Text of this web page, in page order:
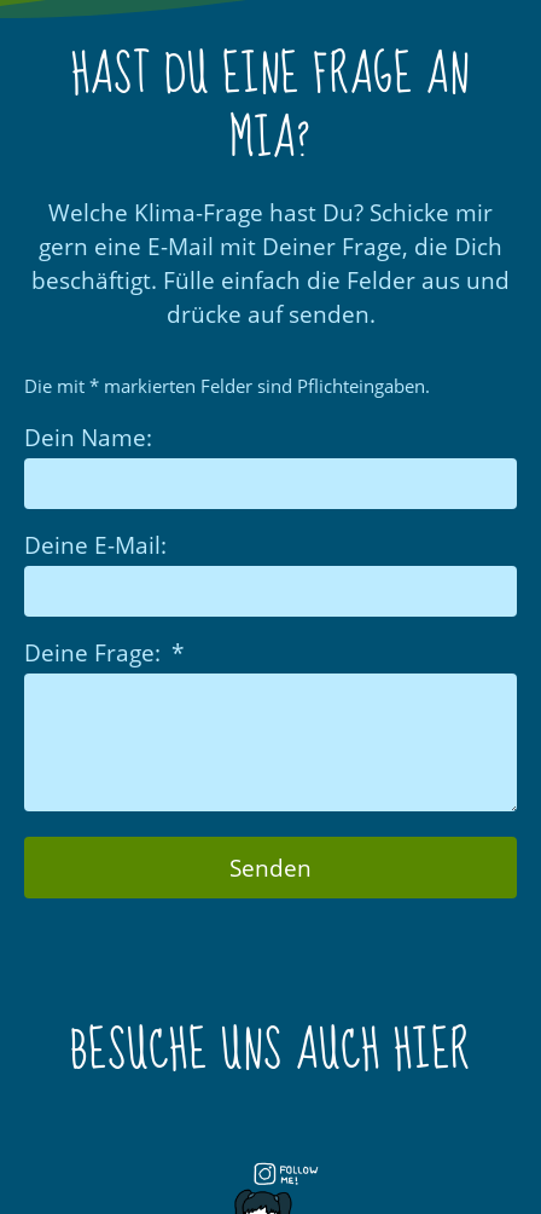
HAST DU EINE FRAGE AN
MIA?
Welche Klima-Frage hast Du? Schicke mir
gern eine E-Mail mit Deiner Frage, die Dich
beschäftigt. Fülle einfach die Felder aus und
drücke auf senden.
Die mit * markierten Felder sind Pflichteingaben.
Dein Name:
Deine E-Mail:
Deine Frage:
Senden
BESUCHE UNS AUCH HIER